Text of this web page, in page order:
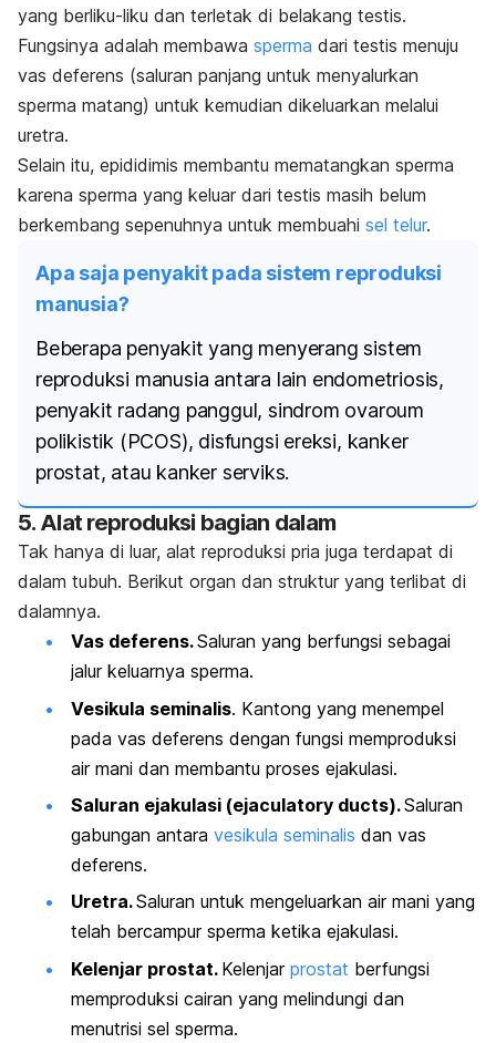
yang berliku-liku dan terletak di belakang testis.
Fungsinya adalah membawa sperma dari testis menuju
vas deferens (saluran panjang untuk menyalurkan
sperma matang) untuk kemudian dikeluarkan melalui
uretra.
Selain itu, epididimis membantu mematangkan sperma
karena sperma yang keluar dari testis masih belum
berkembang sepenuhnya untuk membuahi sel telur.
Apa saja penyakit pada sistem reproduksi
manusia?
Beberapa penyakit yang menyerang sistem
reproduksi manusia antara lain endometriosis,
penyakit radang panggul, sindrom ovaroum
polikistik (PCOS), disfungsi ereksi, kanker
prostat, atau kanker serviks.
5. Alat reproduksi bagian dalam
Tak hanya di luar, alat reproduksi pria juga terdapat di
dalam tubuh. Berikut organ dan struktur yang terlibat di
dalamnya.
Vas deferens.Saluran yang berfungsi sebagai
jalur keluarnya sperma.
Vesikula seminalis. Kantong yang menempel
pada vas deferens dengan fungsi memproduksi
air mani dan membantu proses ejakulasi.
Saluran ejakulasi (ejaculatory ducts).Saluran
gabungan antara vesikula seminalis dan vas
deferens.
Uretra.Saluran untuk mengeluarkan air mani yang
telah bercampur sperma ketika ejakulasi.
Kelenjar prostat. Kelenjar prostat berfungsi
memproduksi cairan yang melindungi dan
menutrisi sel sperma.